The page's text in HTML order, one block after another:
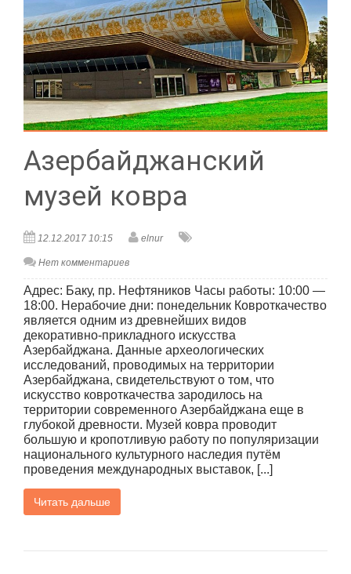
Азербайджанский
музей ковра
12.12.2017 10:15 elnur
Нет комментариев
Адрес: Баку, пр. Нефтяников Часы работы: 10:00 —
18:00. Нерабочие дни: понедельник Ковроткачество
является одним из древнейших видов
декоративно-прикладного искусства
Азербайджана. Данные археологических
исследований, проводимых на территории
Азербайджана, свидетельствуют о том, что
искусство ковроткачества зародилось на
территории современного Азербайджана еще в
глубокой древности. Музей ковра проводит
большую и кропотливую работу по популяризации
национального культурного наследия путём
проведения международных выставок, [...]
Читать дальше